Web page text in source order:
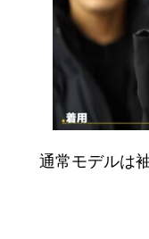
通常モデルは